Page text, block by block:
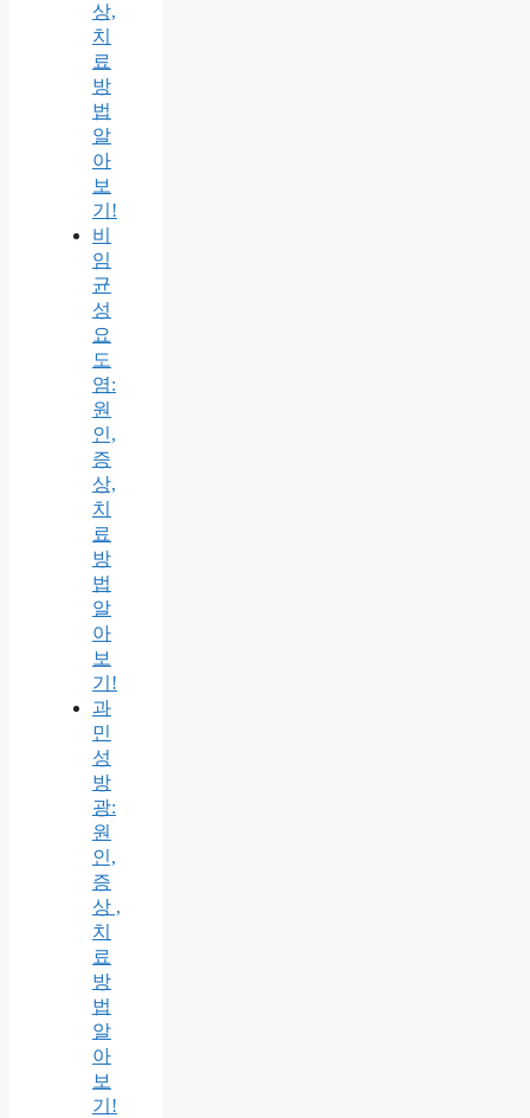
상,
치
료
방
법
알
아
보
기!
비
임
균
성
요
도
염:
원
인,
증
상,
치
료
방
법
알
아
보
기!
과
민
성
방
광:
원
인,
증
상 ,
치
료
방
법
알
아
보
기!